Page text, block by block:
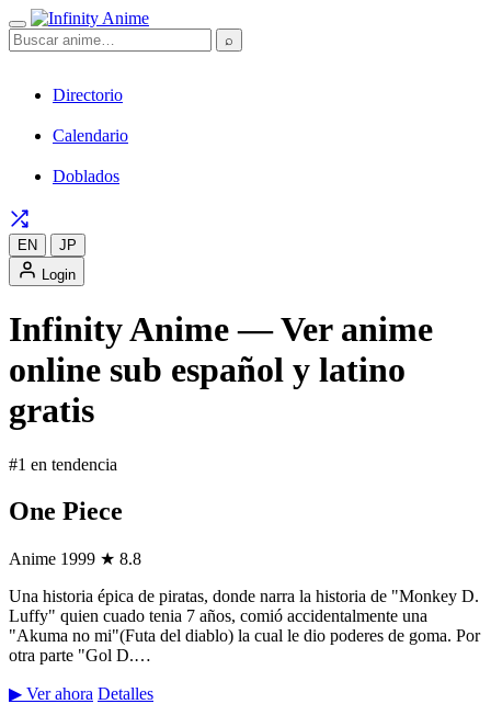
⌕
Directorio
Calendario
Doblados
EN
JP
Login
Infinity Anime — Ver anime
online sub español y latino
gratis
#1 en tendencia
One Piece
Anime 1999 ★ 8.8
Una historia épica de piratas, donde narra la historia de "Monkey D.
Luffy" quien cuado tenia 7 años, comió accidentalmente una
"Akuma no mi"(Futa del diablo) la cual le dio poderes de goma. Por
otra parte "Gol D.…
▶ Ver ahora Detalles